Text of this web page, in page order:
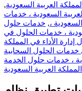
العربية السعودية,
السعودية ، خدمات
،, خدمات حلول
، خدمات الحلول في
إدارة الأداء في المملكة
الحلول السحابية
، خدمات حلول الخدمة
العربية السعودية